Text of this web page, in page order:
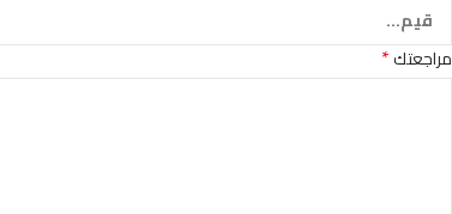
مراجعتك*